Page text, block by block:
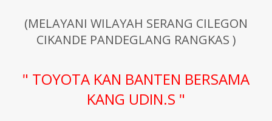
(MELAYANI WILAYAH SERANG CILEGON
CIKANDE PANDEGLANG RANGKAS )
" TOYOTA KAN BANTEN BERSAMA
KANG UDIN.S "